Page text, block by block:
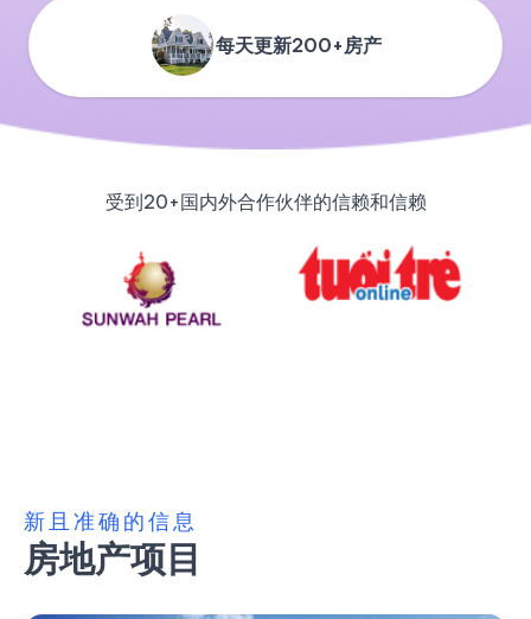
每天更新200+房产
受到20+国内外合作伙伴的信赖和信赖
新且准确的信息
房地产项目